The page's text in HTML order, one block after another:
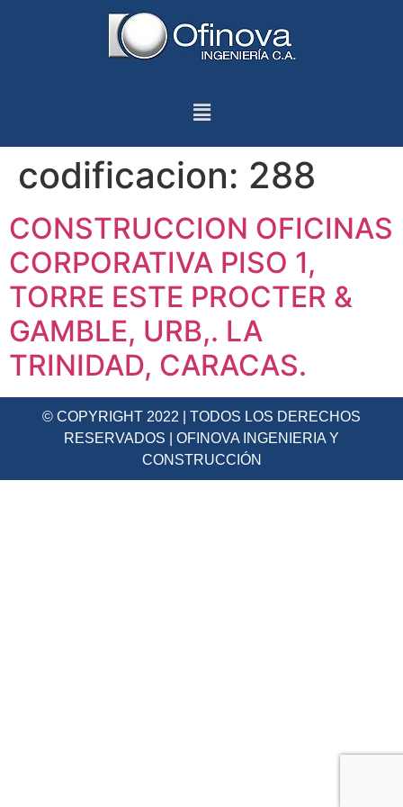
codificacion: 288
CONSTRUCCION OFICINAS
CORPORATIVA PISO 1,
TORRE ESTE PROCTER &
GAMBLE, URB,. LA
TRINIDAD, CARACAS.
© COPYRIGHT 2022 | TODOS LOS DERECHOS
RESERVADOS | OFINOVA INGENIERIA Y
CONSTRUCCIÓN